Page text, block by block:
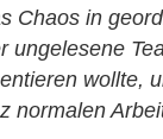
Chaos in
vier
noch